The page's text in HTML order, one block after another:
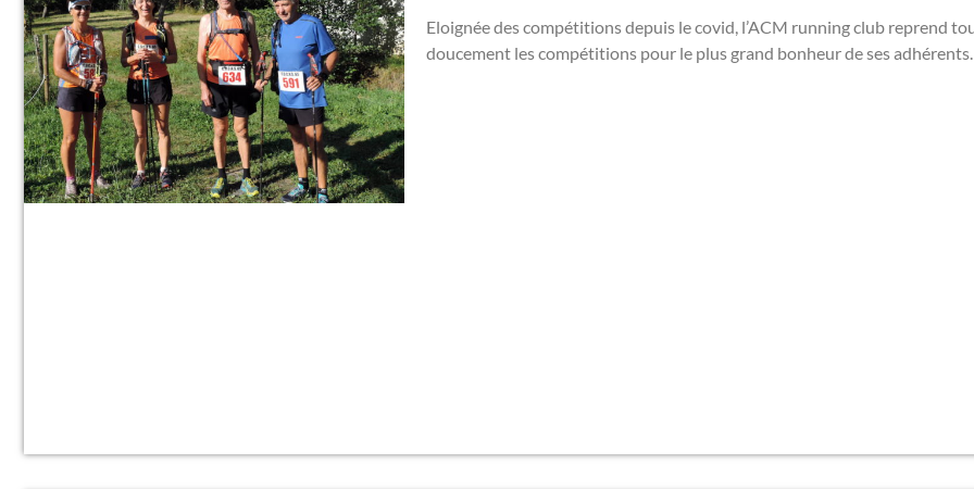
Eloignée des compétitions depuis le covid, l’ACM running club reprend
doucement les compétitions pour le plus grand bonheur de ses adhérents.